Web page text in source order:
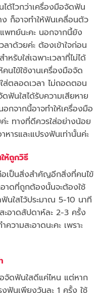
ได้ไวกว่าเครื่องมือจัดฟัน
ก็อาจทำให้ฟันเคลื่อนตัว
พทย์นะคะ นอกจากนี้ยัง
าด้วยค่ะ ต้องเข้าใจก่อน
รับใส่เฉพาะเวลาที่ไม่ได้
นไข้ใช้งานเครื่องมือจัด
ส่ตลอดเวลา ไม่ถอดตอน
ดฟันใสได้รับความเสียหาย
กจากนี้อาจทำให้เครื่องมือ
ทางที่ดีควรใส่อย่างน้อย
ารและแปรงฟันเท่านั้นค่ะ
ห้ถูกวิธี
อเป็นสิ่งสำคัญอีกสิ่งที่คนไข้
อาดที่ถูกต้องนั้นจะต้องใช้
นใสไว้ประมาณ 5-10 นาที
ะอาดสัปดาห์ละ 2-3 ครั้ง
วามสะอาดนะคะ เพราะ
อจัดฟันใสดีแค่ไหน แต่หาก